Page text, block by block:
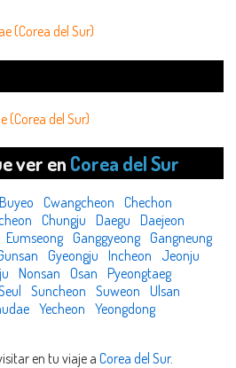
(Corea del Sur)
(Corea del Sur)
ver en Corea del Sur
Buyeo Cwangcheon Chechon
Chungju Daegu Daejeon
Eumseong Ganggyeong Gangneung
Gyeongju Incheon
Jeonju
Nonsan Osan Pyeongtaeg
Suncheon Suweon Ulsan
Yecheon Yeongdong
en tu viaje a Corea del Sur.